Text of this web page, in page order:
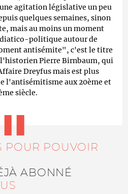
agitation législative un peu
quelques semaines, sinon
mais au moins un moment
politique autour de
antisémite", c'est le titre
Pierre Birnbaum, qui
Dreyfus mais est plus
l'antisémitisme aux 20ème et
siècle.
POUR POUVOIR
ABONNÉ